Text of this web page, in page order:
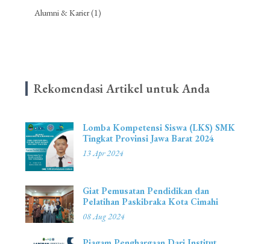
Alumni & Karier (1)
Rekomendasi Artikel untuk Anda
Lomba Kompetensi Siswa (LKS) SMK
Tingkat Provinsi Jawa Barat 2024
13 Apr 2024
Giat Pemusatan Pendidikan dan
Pelatihan Paskibraka Kota Cimahi
08 Aug 2024